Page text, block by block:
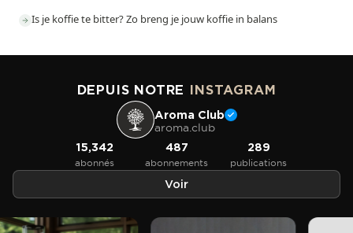
Is je koffie te bitter? Zo breng je jouw koffie in balans
DEPUIS NOTRE INSTAGRAM
Aroma Club
aroma.club
15,342
abonnés
487
abonnements
289
publications
Voir